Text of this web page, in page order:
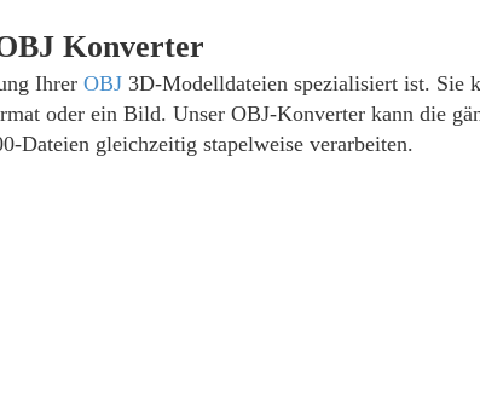
Konverter
Ihrer OBJ3D-Modelldateien spezialisiert ist. Sie
oder ein Bild. Unser OBJ-Konverter kann die
Dateien gleichzeitig stapelweise verarbeiten.